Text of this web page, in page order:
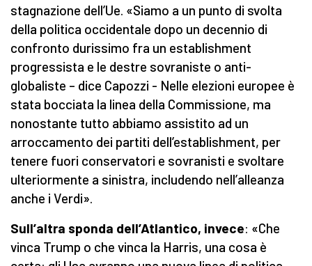
stagnazione dell’Ue. «Siamo a un punto di svolta
della politica occidentale dopo un decennio di
confronto durissimo fra un establishment
progressista e le destre sovraniste o anti-
globaliste – dice Capozzi - Nelle elezioni europee è
stata bocciata la linea della Commissione, ma
nonostante tutto abbiamo assistito ad un
arroccamento dei partiti dell’establishment, per
tenere fuori conservatori e sovranisti e svoltare
ulteriormente a sinistra, includendo nell’alleanza
anche i Verdi».
Sull’altra sponda dell’Atlantico, invece: «Che
vinca Trump o che vinca la Harris, una cosa è